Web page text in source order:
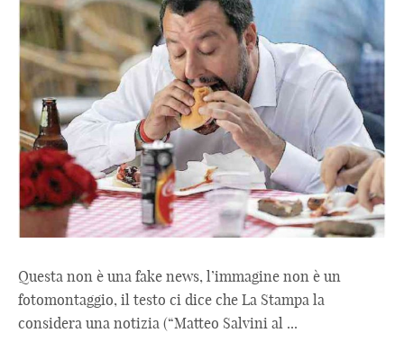
Questa non è una fake news, l’immagine non è un
fotomontaggio, il testo ci dice che La Stampa la
considera una notizia (“Matteo Salvini al ...